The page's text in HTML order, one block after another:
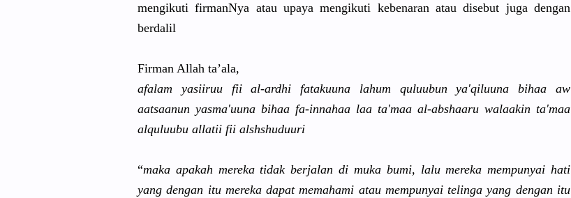
mengikuti firmanNya atau upaya mengikuti kebenaran atau disebut juga dengan
berdalil
Firman Allah ta’ala,
afalam yasiiruu fii al-ardhi fatakuuna lahum quluubun ya'qiluuna bihaa aw
aatsaanun yasma'uuna bihaa fa-innahaa laa ta'maa al-abshaaru walaakin ta'maa
alquluubu allatii fii alshshuduuri
“maka apakah mereka tidak berjalan di muka bumi, lalu mereka mempunyai hati
yang dengan itu mereka dapat memahami atau mempunyai telinga yang dengan itu